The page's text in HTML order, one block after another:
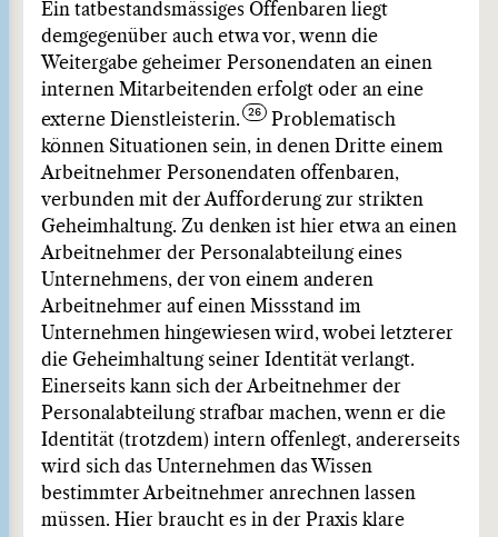
Ein tatbestandsmässiges Offenbaren liegt
demgegenüber auch etwa vor, wenn die
Weitergabe geheimer Personendaten an einen
internen Mitarbeitenden erfolgt oder an eine
externe Dienstleisterin.
Problematisch
können Situationen sein, in denen Dritte einem
Arbeitnehmer Personendaten offenbaren,
verbunden mit der Aufforderung zur strikten
Geheimhaltung. Zu denken ist hier etwa an einen
Arbeitnehmer der Personalabteilung eines
Unternehmens, der von einem anderen
Arbeitnehmer auf einen Missstand im
Unternehmen hingewiesen wird, wobei letzterer
die Geheimhaltung seiner Identität verlangt.
Einerseits kann sich der Arbeitnehmer der
Personalabteilung strafbar machen, wenn er die
Identität (trotzdem) intern offenlegt, andererseits
wird sich das Unternehmen das Wissen
bestimmter Arbeitnehmer anrechnen lassen
müssen. Hier braucht es in der Praxis klare